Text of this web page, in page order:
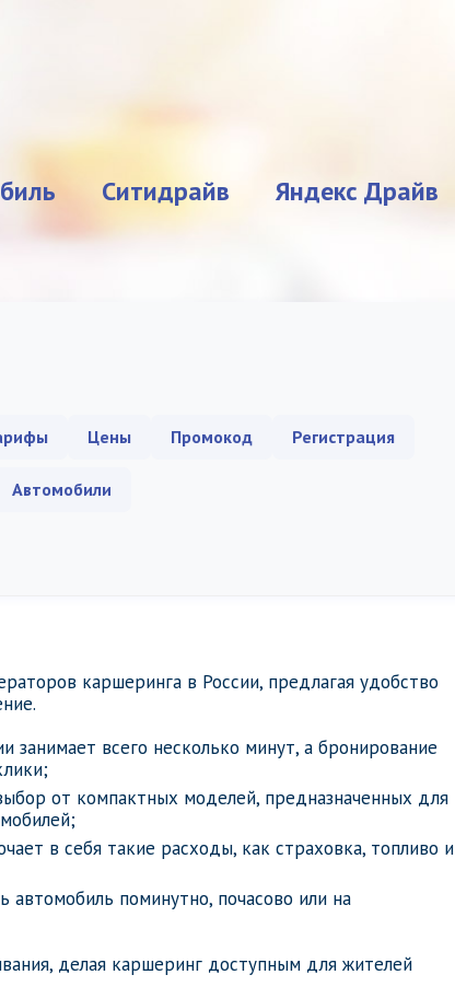
Ситидрайв Яндекс Драйв
Цены Промокод Регистрация
Автомобили
каршеринга в России, предлагая удобство
занимает всего несколько минут, а бронирование
от компактных моделей, предназначенных для
в себя такие расходы, как страховка, топливо и
поминутно, почасово или на
делая каршеринг доступным для жителей